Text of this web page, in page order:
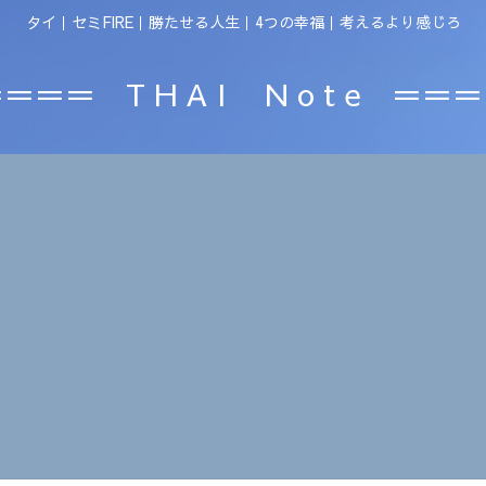
タイ｜セミFIRE｜勝たせる人生｜4つの幸福｜考えるより感じろ
＝＝＝ T H A I N o t e ＝＝＝